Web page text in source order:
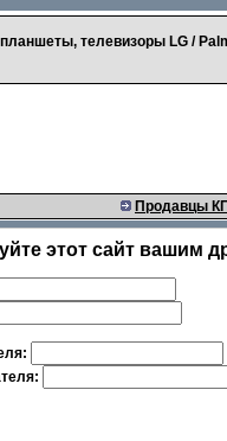
телевизоры LG /
Продавцы
этот сайт вашим